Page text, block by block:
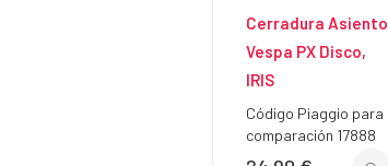
Cerradura Asiento
Vespa PX Disco,
IRIS
Código Piaggio para
comparación 17888